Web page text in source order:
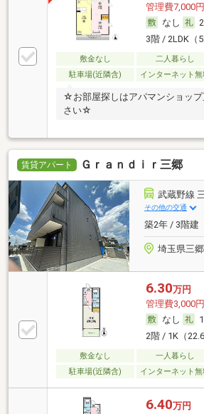
管理費7,000円
なし
3階 / 2LDK（
敷金なし 二人暮らし
駐車場(近隣含)
インターネット無
☆お部屋探しはアパマンショッ
さい☆
賃貸アパート Ｇｒａｎｄｉｒ三郷
武蔵野線
その他の交通
築2年 / 3階建
埼玉県三
6.30万円
管理費3,000円
なし
2階 / 1K（
敷金なし 一人暮らし
駐車場(近隣含)
インターネット無
6.40万円